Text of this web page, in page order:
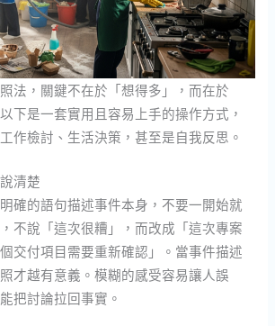
法，關鍵不在於「想得多」，而在於
下是一套實用且容易上手的操作方式，
作檢討、生活決策，甚至是自我反思。
清楚
確的語句描述事件本身，不要一開始就
不說「這次很糟」，而改成「這次專案
交付項目需要重新確認」。當事件描述
才越有意義。模糊的感受容易讓人誤
把討論拉回事實。